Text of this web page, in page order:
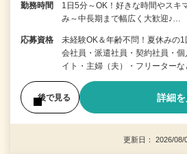
勤務時間
1日5分～OK！好きな時間やス
み～中長期まで幅広く大歓迎♪…
応募資格
未経験OK＆年齢不問！夏休みの
会社員・派遣社員・契約社員・
イト・主婦（夫）・フリーター
後で見る 詳細
更新日： 2026/